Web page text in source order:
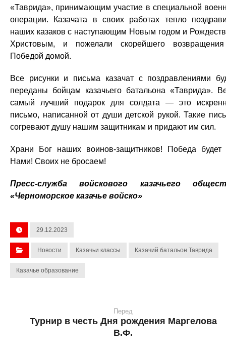
«Таврида», принимающим участие в специальной
операции. Казачата в своих работах тепло
наших казаков с наступающим Новым годом и
Христовым, и пожелали скорейшего
Победой домой.
Все рисунки и письма казачат с поздравлениями
переданы бойцам казачьего батальона «Таврида».
самый лучший подарок для солдата — это
письмо, написанной от души детской рукой. Такие
согревают душу нашим защитникам и придают им сил.
Храни Бог наших воинов-защитников! Победа будет
Нами! Своих не бросаем!
Пресс-служба войскового казачьего
«Черноморское казачье войско»
29.12.2023
Новости Казачьи классы Казачий батальон Таврида
Казачье образование
Перед
Турнир в честь Дня рождения Маргелова
В.Ф.